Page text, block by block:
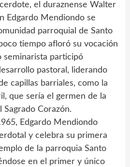
el duraznense Walter
Edgardo Mendiondo se
parroquial de Santo
tiempo afloró su vocación
seminarista participó
pastoral, liderando
capillas barriales, como la
que sería el germen de la
Corazón.
Edgardo Mendiondo
y celebra su primera
de la parroquia Santo
en el primer y único